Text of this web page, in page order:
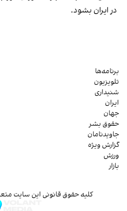
در ایران بشود.
برنامه‌ها
تلویزیون
شنیداری
ایران
جهان
حقوق بشر
جاویدنامان
گزارش ویژه
ورزش
بازار
کلیه حقوق قانونی این سایت